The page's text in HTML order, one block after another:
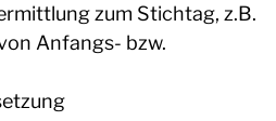
zum Stichtag, z.B.
Anfangs- bzw.